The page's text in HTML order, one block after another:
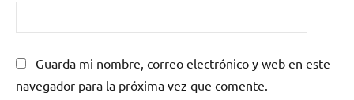
Guarda mi nombre, correo electrónico y web en este
navegador para la próxima vez que comente.